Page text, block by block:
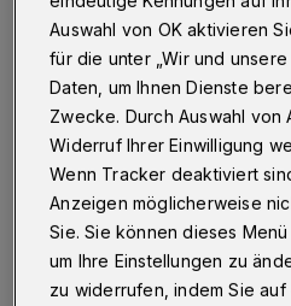
Betr.: Altenzentrum Paul-
25.01.2021 , 14:59 Uhr Eine
Auswahl von OK aktivieren
für die unter „Wir und
Daten, um Ihnen Dienste
Zwecke. Durch Auswahl von
Widerruf Ihrer Einwilligung
Wenn Tracker deaktiviert
Anzeigen möglicherweise
Sie. Sie können dieses
um Ihre Einstellungen zu
zu widerrufen, indem Sie auf